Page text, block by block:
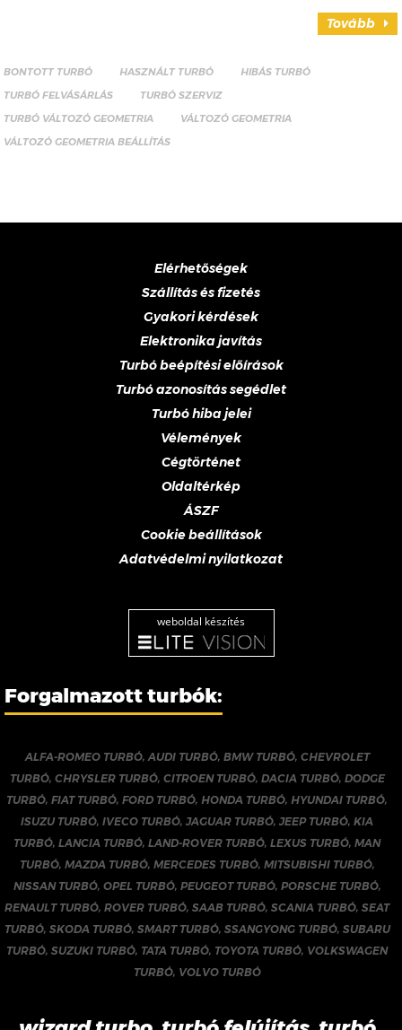
Tovább
BONTOTT TURBÓ HASZNÁLT TURBÓ
HIBÁS TURBÓ
TURBÓ FELVÁSÁRLÁS
TURBÓ SZERVIZ
TURBÓ VÁLTOZÓ GEOMETRIA
VÁLTOZÓ GEOMETRIA
VÁLTOZÓ GEOMETRIA BEÁLLÍTÁS
Elérhetőségek
Szállítás és fizetés
Gyakori kérdések
Elektronika javítás
Turbó beépítési előírások
Turbó azonosítás segédlet
Turbó hiba jelei
Vélemények
Cégtörténet
Oldaltérkép
ÁSZF
Cookie beállítások
Adatvédelmi nyilatkozat
weboldal készítés
Forgalmazott turbók:
ALFA-ROMEO TURBÓ,AUDI TURBÓ, BMW TURBÓ, CHEVROLET
TURBÓ, CHRYSLER TURBÓ, CITROEN TURBÓ, DACIA TURBÓ, DODGE
TURBÓ,FIAT TURBÓ,FORD TURBÓ, HONDA TURBÓ, HYUNDAI TURBÓ,
ISUZU TURBÓ,IVECO TURBÓ,JAGUAR TURBÓ,JEEP TURBÓ,KIA
TURBÓ,LANCIA TURBÓ,LAND-ROVER TURBÓ,LEXUS TURBÓ,MAN
TURBÓ, MAZDA TURBÓ, MERCEDES TURBÓ, MITSUBISHI TURBÓ,
NISSAN TURBÓ, OPEL TURBÓ, PEUGEOT TURBÓ, PORSCHE TURBÓ,
RENAULT TURBÓ,ROVER TURBÓ,SAAB TURBÓ,SCANIA TURBÓ,SEAT
TURBÓ, SKODA TURBÓ, SMART TURBÓ, SSANGYONG TURBÓ, SUBARU
TURBÓ,SUZUKI TURBÓ, TATA TURBÓ, TOYOTA TURBÓ, VOLKSWAGEN
TURBÓ, VOLVO TURBÓ